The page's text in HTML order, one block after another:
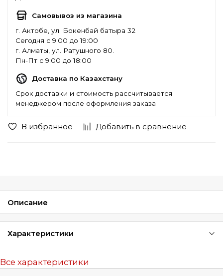
В избранное Добавить в сравнение
Самовывоз из магазина
г. Актобе, ул. Бокенбай батыра 32
Сегодня с 9:00 до 19:00
г. Алматы, ул. Ратушного 80.
Пн-Пт с 9:00 до 18:00
Доставка по Казахстану
Срок доставки и стоимость рассчитывается
менеджером после оформления заказа
Описание
Характеристики
Все характеристики